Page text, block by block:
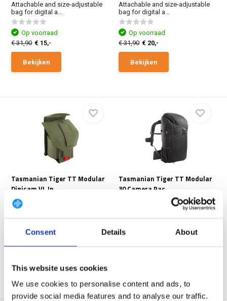
Consent Details About
This website uses cookies
We use cookies to personalise content and ads, to
provide social media features and to analyse our traffic.
Attachable and size-adjustable
bag for digital a...
Op voorraad
€ 31,90 € 15,-
Bekijken
Attachable and size-adjustable
bag for digital a...
Op voorraad
€ 31,90 € 20,-
Bekijken
Tasmanian Tiger TT Modular
Digicam VL In
Attachable and size-adjustable
bag for digital a...
Op voorraad
€ 31,90 € 15,-
Bekijken
Tasmanian Tiger TT Modular
30 Camera Pac
Modular backpack conceived as
a camera and docum...
NIET OP VOORRAAD BIJ
GEAR POINT